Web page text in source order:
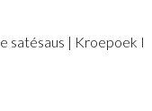
satésaus | Kroepoek I